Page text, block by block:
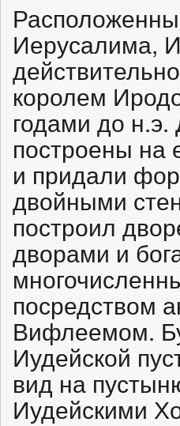
Иерусалима,
королем
годами до
построены на
и придали
двойными
построил
дворами и
посредством
Вифлеемом.
Иудейской
вид на
Иудейскими